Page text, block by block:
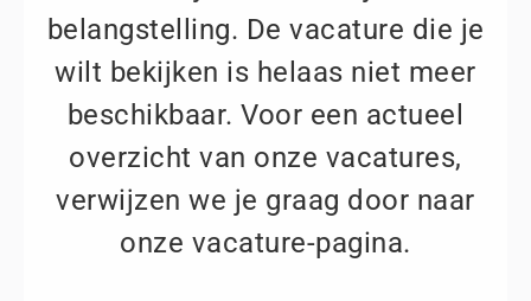
belangstelling. De vacature die je
wilt bekijken is helaas niet meer
beschikbaar. Voor een actueel
overzicht van onze vacatures,
verwijzen we je graag door naar
onze vacature-pagina.